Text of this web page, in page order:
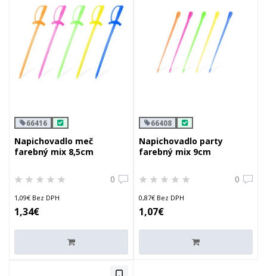
66416
Napichovadlo meč
farebný mix 8,5cm
0
1,09€ Bez DPH
1,34€
66408
Napichovadlo party
farebný mix 9cm
0
0,87€ Bez DPH
1,07€